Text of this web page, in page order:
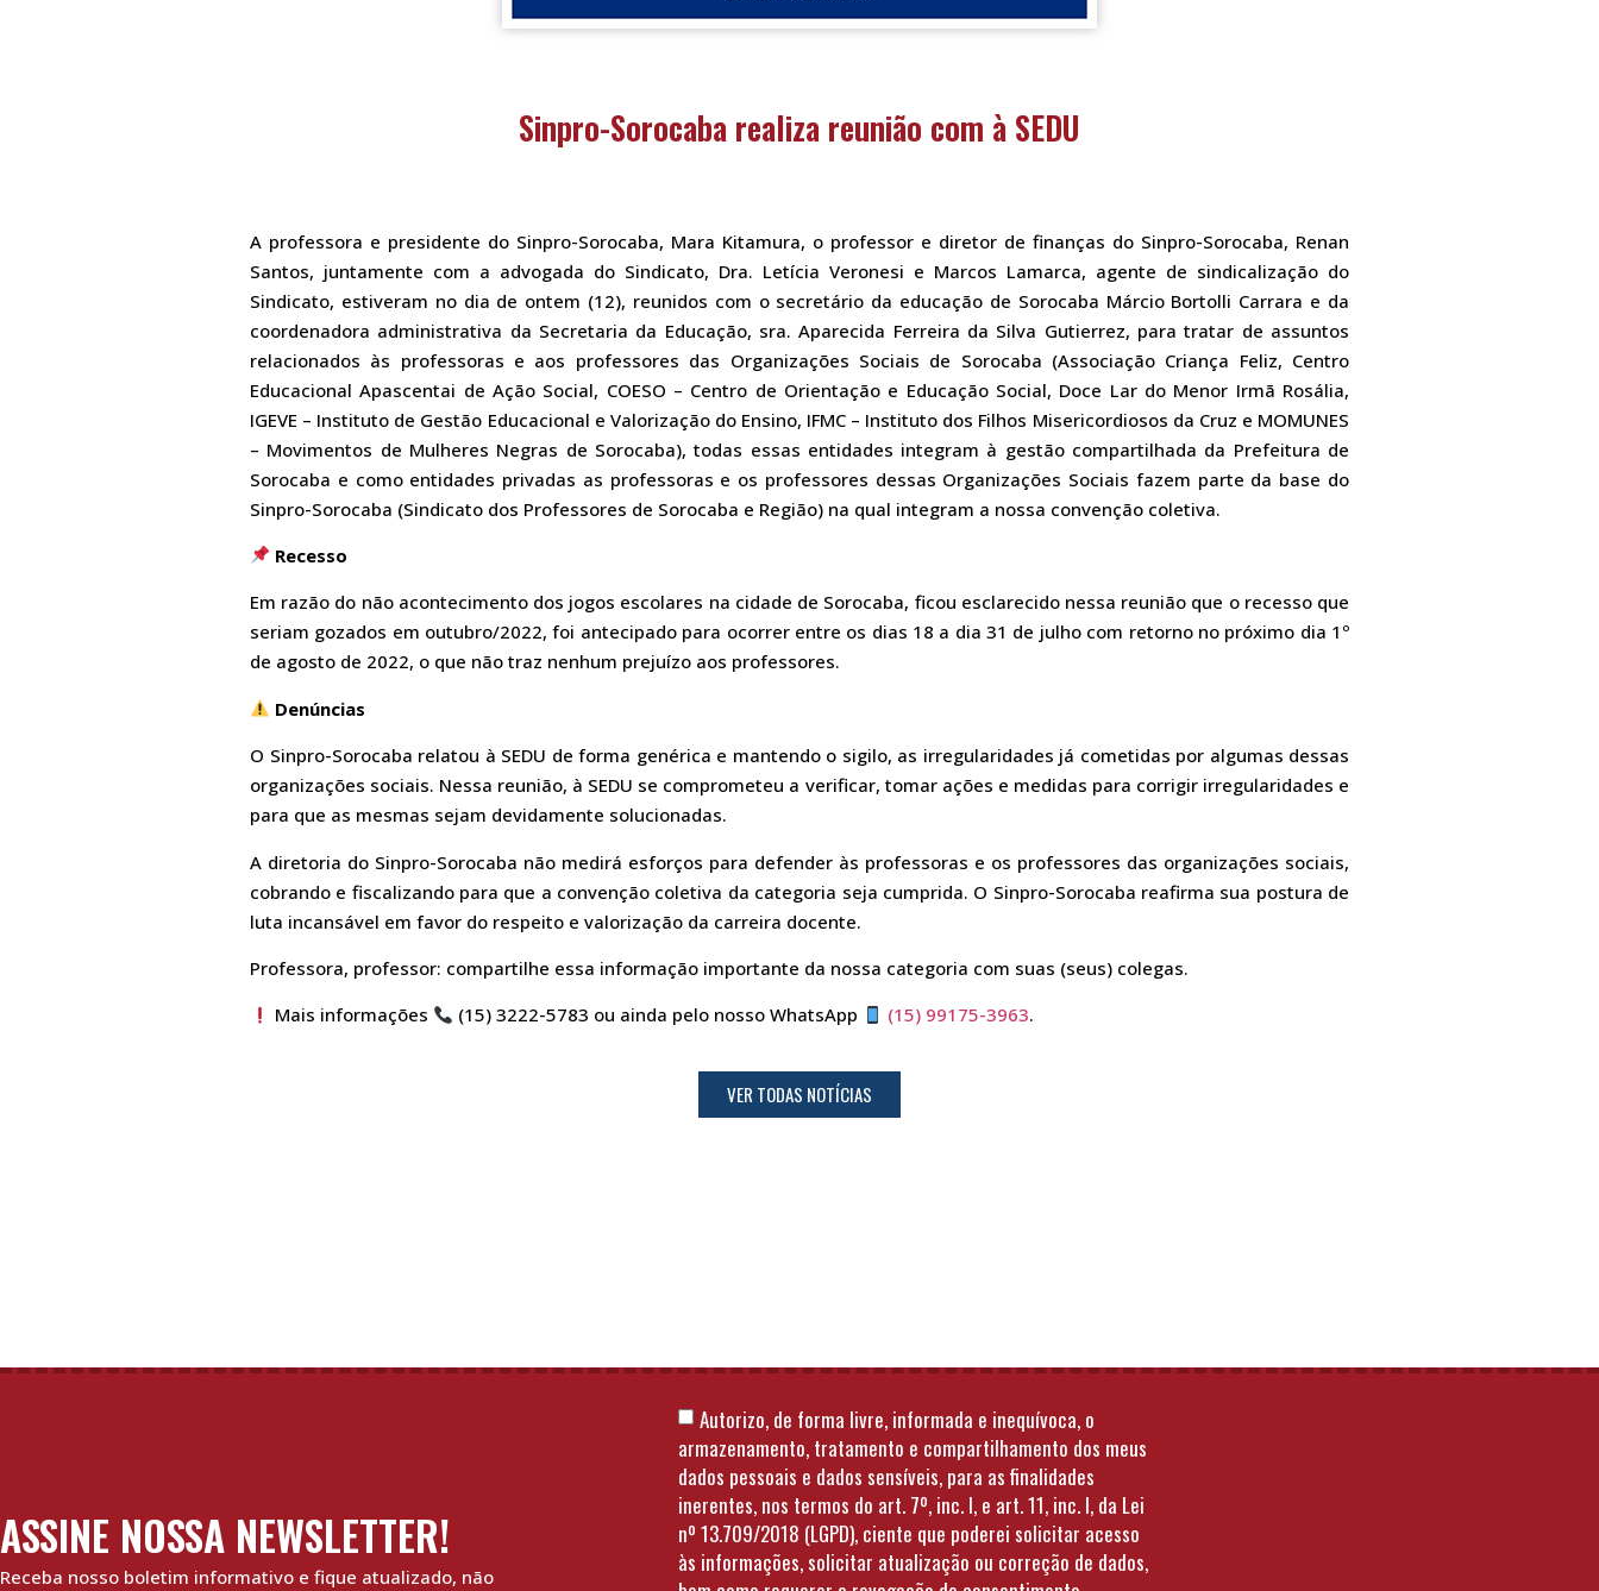
Sinpro-Sorocaba realiza reunião com à SEDU
A professora e presidente do Sinpro-Sorocaba, Mara Kitamura, o professor e diretor de finanças do Sinpro-Sorocaba, Renan
Santos, juntamente com a advogada do Sindicato, Dra. Letícia Veronesi e Marcos Lamarca, agente de sindicalização do
Sindicato, estiveram no dia de ontem (12), reunidos com o secretário da educação de Sorocaba Márcio Bortolli Carrara e da
coordenadora administrativa da Secretaria da Educação, sra. Aparecida Ferreira da Silva Gutierrez, para tratar de assuntos
relacionados às professoras e aos professores das Organizações Sociais de Sorocaba (Associação Criança Feliz, Centro
Educacional Apascentai de Ação Social, COESO – Centro de Orientação e Educação Social, Doce Lar do Menor Irmã Rosália,
IGEVE – Instituto de Gestão Educacional e Valorização do Ensino, IFMC – Instituto dos Filhos Misericordiosos da Cruz e MOMUNES
– Movimentos de Mulheres Negras de Sorocaba), todas essas entidades integram à gestão compartilhada da Prefeitura de
Sorocaba e como entidades privadas as professoras e os professores dessas Organizações Sociais fazem parte da base do
Sinpro-Sorocaba (Sindicato dos Professores de Sorocaba e Região) na qual integram a nossa convenção coletiva.
Recesso
Em razão do não acontecimento dos jogos escolares na cidade de Sorocaba, ficou esclarecido nessa reunião que o recesso que
seriam gozados em outubro/2022, foi antecipado para ocorrer entre os dias 18 a dia 31 de julho com retorno no próximo dia 1º
de agosto de 2022, o que não traz nenhum prejuízo aos professores.
Denúncias
O Sinpro-Sorocaba relatou à SEDU de forma genérica e mantendo o sigilo, as irregularidades já cometidas por algumas dessas
organizações sociais. Nessa reunião, à SEDU se comprometeu a verificar, tomar ações e medidas para corrigir irregularidades e
para que as mesmas sejam devidamente solucionadas.
A diretoria do Sinpro-Sorocaba não medirá esforços para defender às professoras e os professores das organizações sociais,
cobrando e fiscalizando para que a convenção coletiva da categoria seja cumprida. O Sinpro-Sorocaba reafirma sua postura de
luta incansável em favor do respeito e valorização da carreira docente.
Professora, professor: compartilhe essa informação importante da nossa categoria com suas (seus) colegas.
Mais informações
(15) 3222-5783 ou ainda pelo nosso WhatsApp (15) 99175-3963.
VER TODAS NOTÍCIAS
ASSINE NOSSA NEWSLETTER!
Receba nosso boletim informativo e fique atualizado, não
Autorizo, de forma livre, informada e inequívoca, o
armazenamento, tratamento e compartilhamento dos meus
dados pessoais e dados sensíveis, para as finalidades
inerentes, nos termos do art. 7º, inc. I, e art. 11, inc. I, da Lei
nº 13.709/2018 (LGPD), ciente que poderei solicitar acesso
às informações, solicitar atualização ou correção de dados,